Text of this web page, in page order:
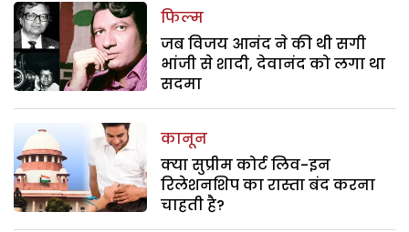
फिल्म
जब विजय आनंद ने की थी सगी
भांजी से शादी, देवानंद को लगा था
सदमा
कानून
क्या सुप्रीम कोर्ट लिव-इन
रिलेशनशिप का रास्ता बंद करना
चाहती है?